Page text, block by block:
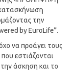
κατασκήνωση
την
by EuroLife”.
να προάγει τους
εστιάζονται
άσκηση και το